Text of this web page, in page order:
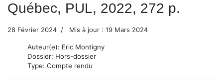
Québec, PUL, 2022, 272 p.
28 Février 2024 Mis à jour : 19 Mars 2024
Auteur(e): Eric Montigny
Dossier: Hors-dossier
Type: Compte rendu